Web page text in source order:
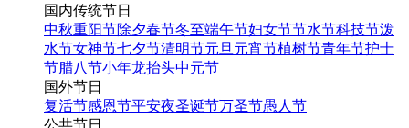
国内传统节日
中秋重阳节除夕春节冬至端午节妇女节节水节科技节泼
水节女神节七夕节清明节元旦 元宵节植树节青年节护士
节腊八节小年龙抬头中元节
国外节日
复活节感恩节平安夜圣诞节万圣节愚人节
公共节日